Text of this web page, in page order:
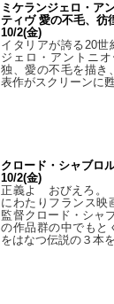
ミケランジェロ・ア
ティヴ 愛の不毛、
10/2(金)
イタリアが誇る20世
ジェロ・アントニ
独、愛の不毛を描き
表作がスクリーンに甦
クロード・シャブロ
10/2(金)
正義よ おびえろ
にわたりフランス映
監督クロード・シャ
の作品群の中でもと
をはなつ伝説の３本を